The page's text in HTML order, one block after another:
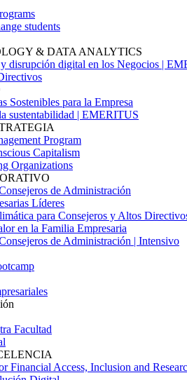
students
& DATA ANALYTICS
disrupción digital en los Negocios |
Sostenibles para la Empresa
sustentabilidad | EMERITUS
Program
Capitalism
Organizations
de Administración
Líderes
para Consejeros y Altos
en la Familia Empresaria
de Administración | Intensivo
Facultad
Financial Access, Inclusion and